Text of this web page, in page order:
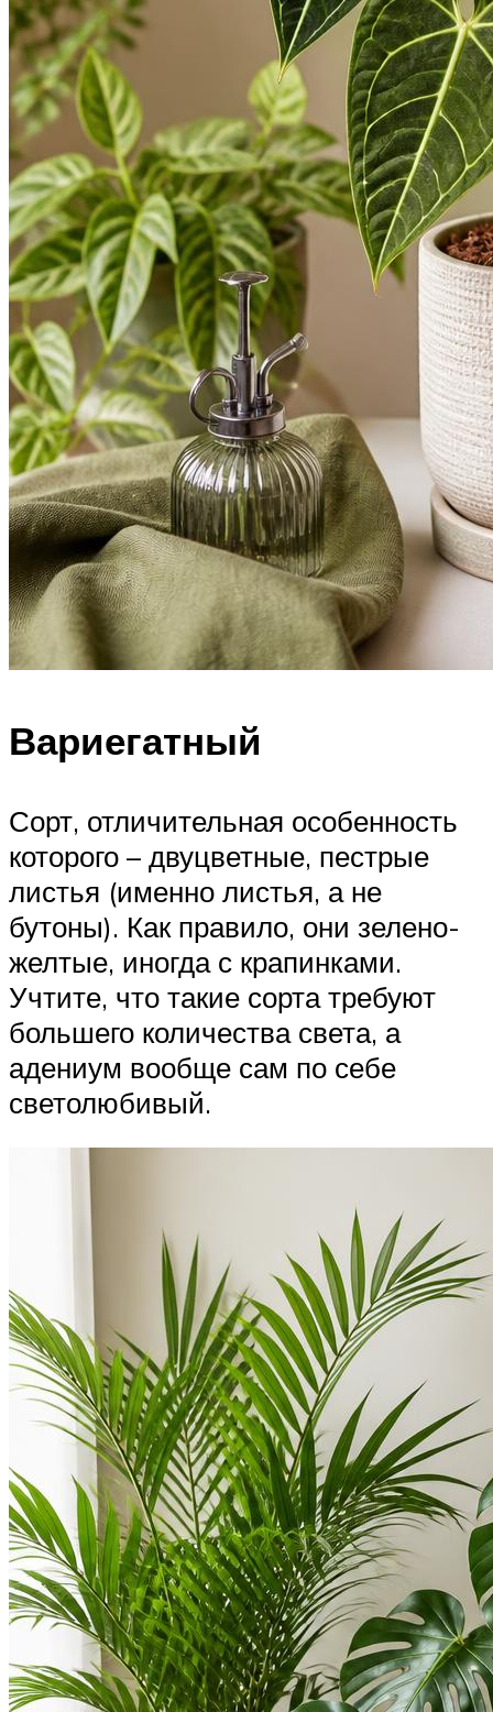
Вариегатный
Сорт, отличительная особенность
которого – двуцветные, пестрые
листья (именно листья, а не
бутоны). Как правило, они зелено-
желтые, иногда с крапинками.
Учтите, что такие сорта требуют
большего количества света, а
адениум вообще сам по себе
светолюбивый.